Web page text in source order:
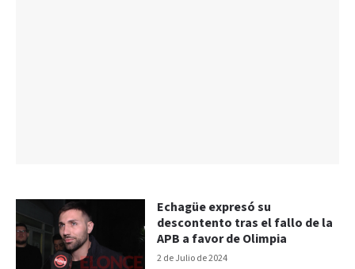
2 de Julio de 2024
Echagüe expresó su
descontento tras el fallo de la
APB a favor de Olimpia